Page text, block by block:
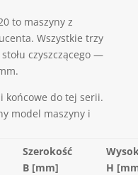
to maszyny z
Wszystkie trzy
czyszczącego —
końcowe do tej serii.
model maszyny i
Szerokość
B [mm]
H